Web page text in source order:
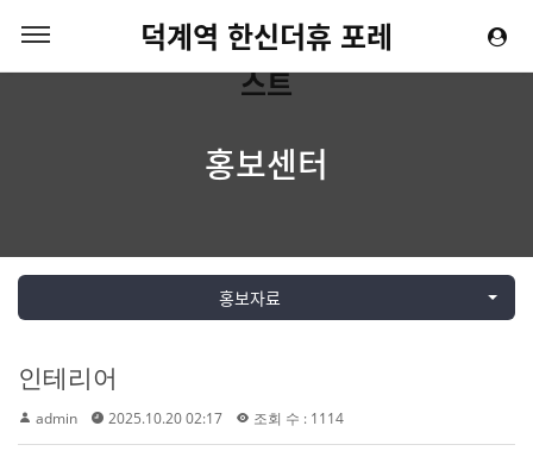
덕계역 한신더휴 포레
스트
홍보센터
홍보자료
인테리어
admin 2025.10.20 02:17 조회 수 : 1114